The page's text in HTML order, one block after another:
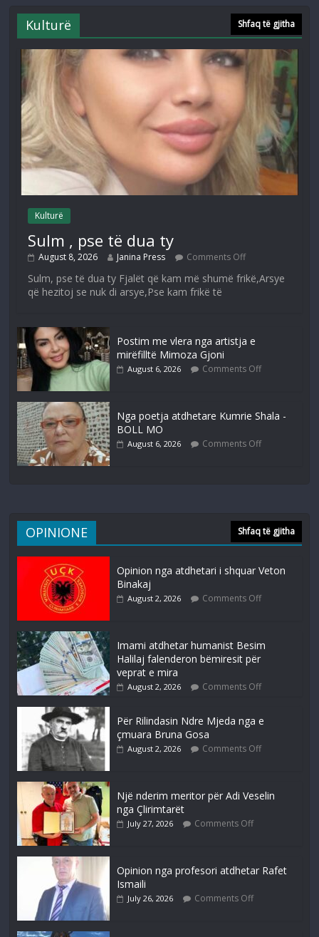
Kulturë Shfaq të gjitha
Kulturë
Sulm , pse të dua ty
August 8, 2026 Janina Press Comments Off
Sulm, pse të dua ty Fjalët që kam më shumë frikë,Arsye
që hezitoj se nuk di arsye,Pse kam frikë të
Postim me vlera nga artistja e
mirëfilltë Mimoza Gjoni
August 6, 2026 Comments Off
Nga poetja atdhetare Kumrie Shala -
BOLL MO
August 6, 2026 Comments Off
OPINIONE Shfaq të gjitha
Opinion nga atdhetari i shquar Veton
Binakaj
August 2, 2026 Comments Off
Imami atdhetar humanist Besim
Halilaj falenderon bëmiresit për
veprat e mira
August 2, 2026 Comments Off
Për Rilindasin Ndre Mjeda nga e
çmuara Bruna Gosa
August 2, 2026 Comments Off
Një nderim meritor për Adi Veselin
nga Çlirimtarët
July 27, 2026 Comments Off
Opinion nga profesori atdhetar Rafet
Ismaili
July 26, 2026 Comments Off